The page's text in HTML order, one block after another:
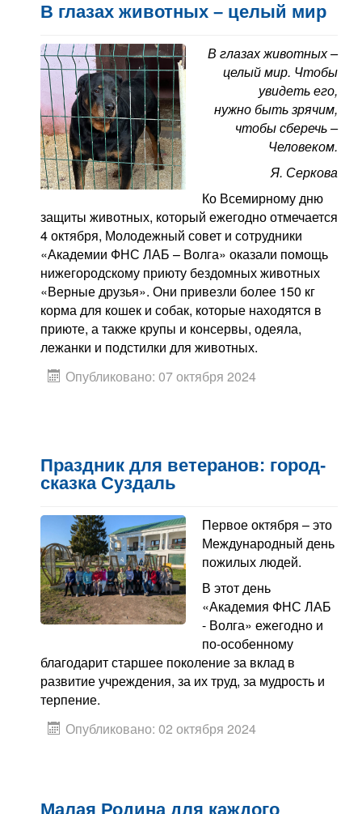
В глазах животных – целый мир
В глазах животных –
целый мир. Чтобы
увидеть его,
нужно быть зрячим,
чтобы сберечь –
Человеком.
Я. Серкова
Ко Всемирному дню
защиты животных, который ежегодно отмечается
4 октября, Молодежный совет и сотрудники
«Академии ФНС ЛАБ – Волга» оказали помощь
нижегородскому приюту бездомных животных
«Верные друзья». Они привезли более 150 кг
корма для кошек и собак, которые находятся в
приюте, а также крупы и консервы, одеяла,
лежанки и подстилки для животных.
Опубликовано: 07 октября 2024
Праздник для ветеранов: город-
сказка Суздаль
Первое октября – это
Международный день
пожилых людей.
В этот день
«Академия ФНС ЛАБ
- Волга» ежегодно и
по-особенному
благодарит старшее поколение за вклад в
развитие учреждения, за их труд, за мудрость и
терпение.
Опубликовано: 02 октября 2024
Малая Родина для каждого